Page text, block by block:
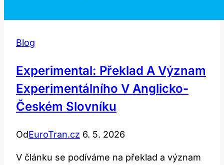
Blog
Experimental: Překlad A Význam
Experimentálního V Anglicko-
Českém Slovníku
OdEuroTran.cz 6. 5. 2026
V článku se podíváme na překlad a význam